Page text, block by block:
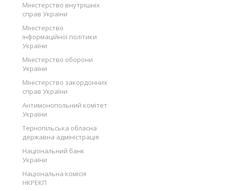
Міністерство внутрішніх
справ України
Міністерство
інформаційної політики
України
Міністерство оборони
України
Міністерство закордонних
справ України
Антимонопольний комітет
України
Тернопільська обласна
державна адміністрація
Національний банк
України
Національна комісія
НКРЕКП